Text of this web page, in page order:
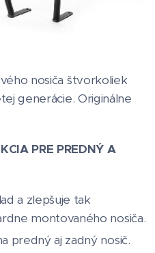
nosiča štvorkoliek
generácie. Originálne
PRE PREDNÝ A
a zlepšuje tak
montovaného nosiča.
predný aj zadný nosič.